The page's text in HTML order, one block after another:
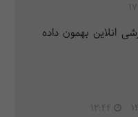
انلاین بهمون داده
12:44